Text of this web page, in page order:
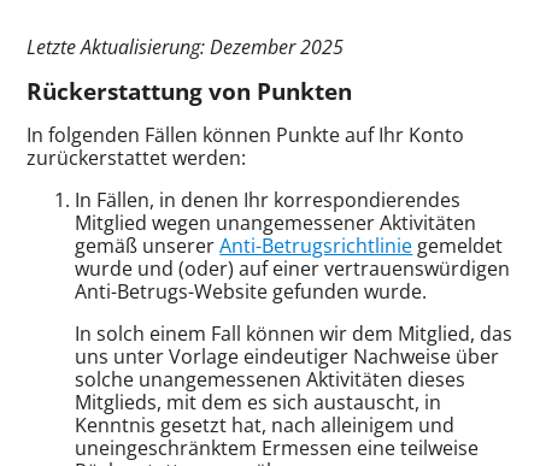
Letzte Aktualisierung: Dezember 2025
Rückerstattung von Punkten
In folgenden Fällen können Punkte auf Ihr Konto
zurückerstattet werden:
In Fällen, in denen Ihr korrespondierendes
Mitglied wegen unangemessener Aktivitäten
gemäß unsererAnti-Betrugsrichtlinie gemeldet
wurde und (oder) auf einer vertrauenswürdigen
Anti-Betrugs-Website gefunden wurde.
In solch einem Fall können wir dem Mitglied, das
uns unter Vorlage eindeutiger Nachweise über
solche unangemessenen Aktivitäten dieses
Mitglieds, mit dem es sich austauscht, in
Kenntnis gesetzt hat, nach alleinigem und
uneingeschränktem Ermessen eine teilweise